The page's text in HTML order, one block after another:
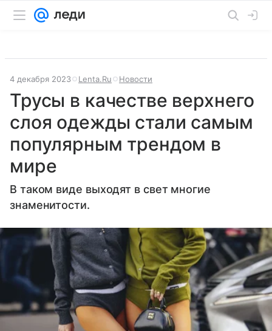
4 декабря 2023 Lenta.Ru Новости
Трусы в качестве верхнего
слоя одежды стали самым
популярным трендом в
мире
В таком виде выходят в свет многие
знаменитости.